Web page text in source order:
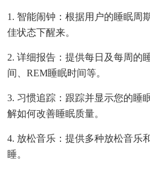
1. 智能闹钟：根据用户的睡眠周
佳状态下醒来。
2. 详细报告：提供每日及每周的
间、REM睡眠时间等。
3. 习惯追踪：跟踪并显示您的睡
解如何改善睡眠质量。
4. 放松音乐：提供多种放松音乐
睡。